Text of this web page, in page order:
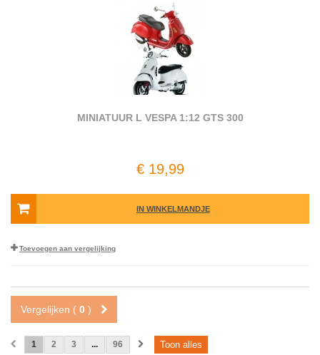
MINIATUUR L VESPA 1:12 GTS 300
€ 19,99
IN WINKELMANDJE
Toevoegen aan vergelijking
Vergelijken ( 0 )
Toon alles
1 2 3 ... 96